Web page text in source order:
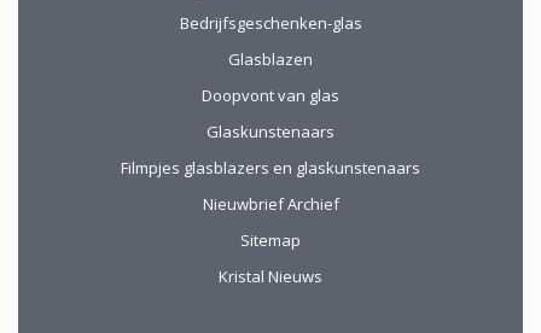
Bedrijfsgeschenken-glas
Glasblazen
Doopvont van glas
Glaskunstenaars
Filmpjes glasblazers en glaskunstenaars
Nieuwbrief Archief
Sitemap
Kristal Nieuws